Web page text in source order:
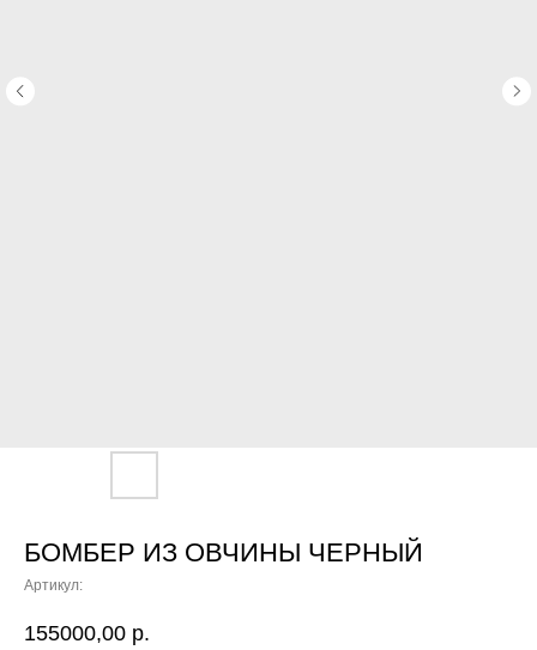
БОМБЕР ИЗ ОВЧИНЫ ЧЕРНЫЙ
Артикул:
155000,00 р.